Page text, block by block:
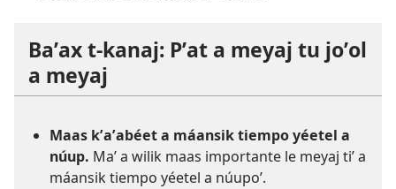
Baʼax t-kanaj: Pʼat a meyaj tu joʼol
a meyaj
Maas kʼaʼabéet a máansik tiempo yéetel a
núup. Maʼ a wilik maas importante le meyaj tiʼ a
máansik tiempo yéetel a núupoʼ.